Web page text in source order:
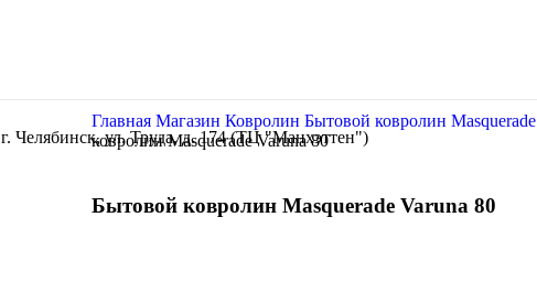
г. Челябинск, ул. Труда, д. 174 (ТЦ "Манхэттен")
Главная Магазин Ковролин Бытовой ковролин Masquerade
ковролин Masquerade Varuna 80
Бытовой ковролин Masquerade Varuna 80